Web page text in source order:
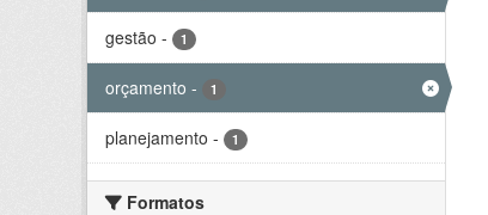
gestão - 1
orçamento - 1
planejamento - 1
Formatos